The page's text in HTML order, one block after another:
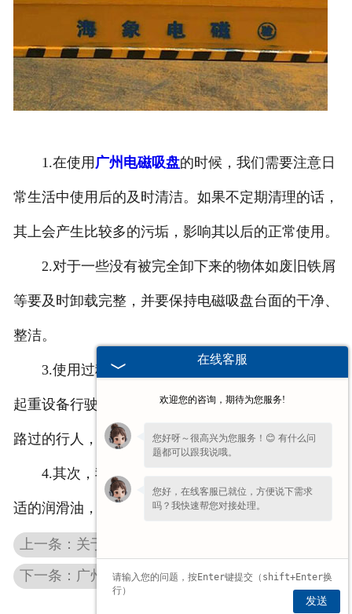
1.在使用 广州电磁吸盘的时候，我们需要注意日
常生活中使用后的及时清洁。如果不定期清理的话，
其上会产生比较多的污垢，影响其以后的正常使用。
2.对于一些没有被完全卸下来的物体如废旧铁屑
等要及时卸载完整，并要保持电磁吸盘台面的干净、
整洁。
3.使用过程中还需要注意，下面不能站人，以防
起重设备行驶期间设备出现故障导致物体掉落，砸到
路过的行人，影响其健康。
4.其次，我们要注意做好润滑工作，及时添加合
适的润滑油，以保证电磁吸盘有效的工作。
上一条：关于广州电磁吸盘维修与保养的三点知识
下一条：广州电磁吸盘厂家为您讲解电磁吸盘怎么检测吸力
在线客服
欢迎您的咨询，期待为您服务!
您好呀～很高兴为您服务！😊 有什么问
题都可以跟我说哦。
您好，在线客服已就位，方便说下需求
吗？我快速帮您对接处理。
发送